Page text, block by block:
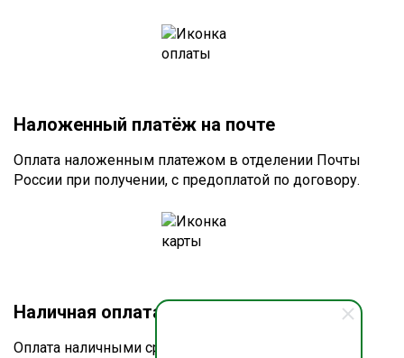
Наложенный платёж на почте
Оплата наложенным платежом в отделении Почты
России при получении, с предоплатой по договору.
Наличная оплата при получении
Оплата наличными средствами в офисах учебного